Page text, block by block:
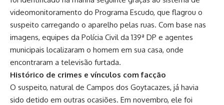
videomonitoramento do Programa Escudo, que flagrou o
suspeito carregando o aparelho pelas ruas. Com base nas
imagens, equipes da Polícia Civil da 139ª DP e agentes
municipais localizaram o homem em sua casa, onde
encontraram a televisão furtada.
Histórico de crimes e vínculos com facção
O suspeito, natural de Campos dos Goytacazes, já havia
sido detido em outras ocasiões. Em novembro, ele foi